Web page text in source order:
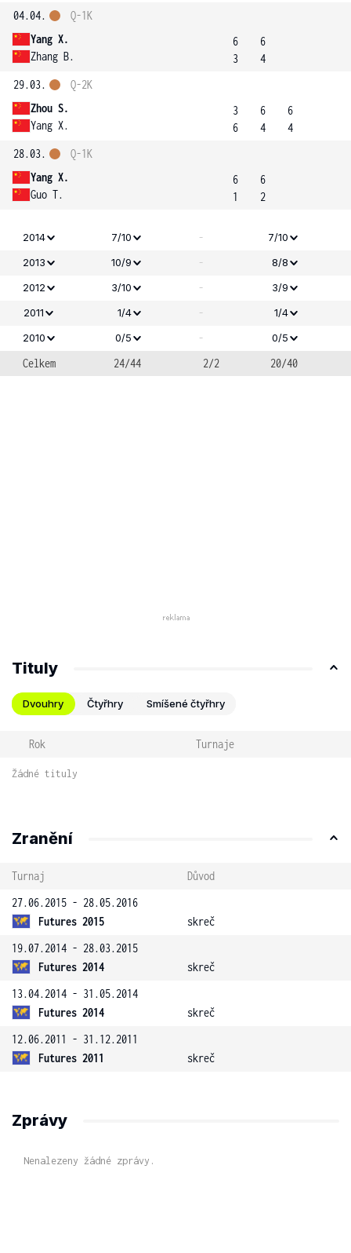
04.04.
Yang X.
Zhang B.
Q-1K
6
3
6
4
29.03.
Zhou S.
Yang X.
Q-2K
3
6
6
4
6
4
28.03.
Yang X.
Guo T.
Q-1K
6
1
6
2
2014 7/10 -
7/10
2013
10/9 -
8/8
2012
3/10 -
3/9
2011
1/4 -
1/4
2010
0/5 - 0/5
Celkem 24/44 2/2 20/40
Tituly
Dvouhry Čtyřhry Smíšené čtyřhry
Rok Turnaje
Žádné tituly
Zranění
Turnaj
Důvod
27.06.2015 - 28.05.2016
Futures 2015
skreč
19.07.2014 - 28.03.2015
Futures 2014
skreč
13.04.2014 - 31.05.2014
Futures 2014
skreč
12.06.2011 - 31.12.2011
Futures 2011
skreč
Zprávy
Nenalezeny žádné zprávy.